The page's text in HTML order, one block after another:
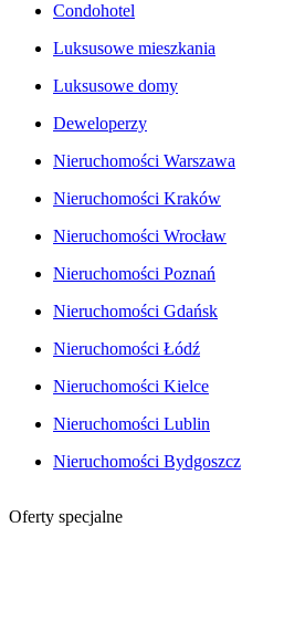
Condohotel
Luksusowe mieszkania
Luksusowe domy
Deweloperzy
Nieruchomości Warszawa
Nieruchomości Kraków
Nieruchomości Wrocław
Nieruchomości Poznań
Nieruchomości Gdańsk
Nieruchomości Łódź
Nieruchomości Kielce
Nieruchomości Lublin
Nieruchomości Bydgoszcz
Oferty specjalne